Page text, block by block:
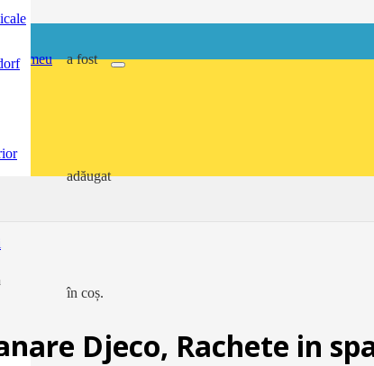
meu a fost
adăugat
în coș.
Djeco, Rachete in